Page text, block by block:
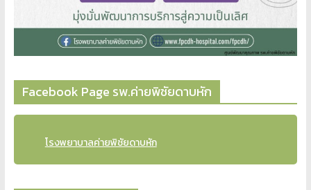
Facebook Page รพ.ค่ายพิชัยดาบหัก
โรงพยาบาลค่ายพิชัยดาบหัก